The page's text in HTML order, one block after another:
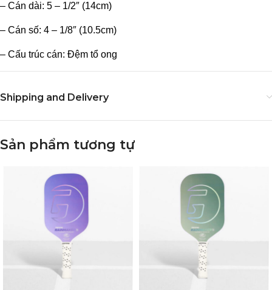
– Cán dài: 5 – 1/2″ (14cm)
– Cán số: 4 – 1/8″ (10.5cm)
– Cấu trúc cán: Đệm tổ ong
Shipping and Delivery
Sản phẩm tương tự